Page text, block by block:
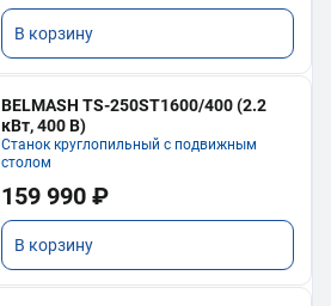
В корзину
BELMASH TS-250ST1600/400 (2.2
кВт, 400 В)
Станок круглопильный с подвижным
столом
159 990 ₽
В корзину